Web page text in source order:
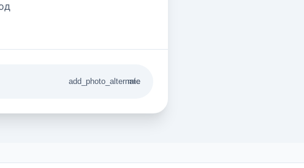
add_photo_alternate
mic